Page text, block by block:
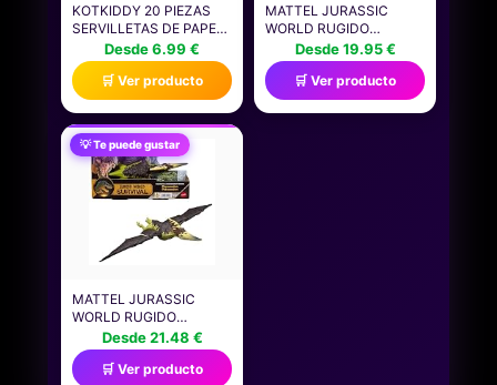
KOTKIDDY 20 PIEZAS
SERVILLETAS DE PAPEL
DESECHABLES NOCHE
DE CINE, SERVILLETAS
DE CINE PARA
DECORACIÓN DE
FIESTAS SERVILLETAS
CUADRADAS TEMÁTICA
DE PELÍCULAS PARA
CUMPLEAÑOS
Desde 6.99 €
🛒 Ver producto
MATTEL JURASSIC
WORLD RUGIDO
SALVAJE FIGURAS DE
DINOSAURIO CON
ATAQUE DE MORDISCO
EN MÚLTIPLES
DIRECCIONES Y SONIDO,
Desde 19.95 €
🛒 Ver producto
💡 Te puede gustar
MATTEL JURASSIC
WORLD RUGIDO
SALVAJE FIGURAS DE
DINOSAURIO CON
ATAQUE DE MORDISCO
Desde 21.48 €
🛒 Ver producto